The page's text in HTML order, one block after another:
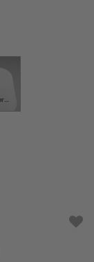
KI-generiert